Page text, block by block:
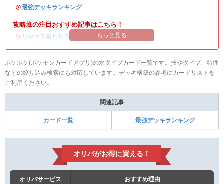
・最強デッキランキング
攻略班の注目おすすめ記事はこちら！
・ リセマラ当たりランキング /リセマラのやり方
もっと見る
ポケポケ(ポケモンカードアプリ)の水タイプカード一覧です。技やタイプ、特性
などの絞り込み検索にも対応しています。デッキ構築の参考にカードリストを
ご利用ください。
関連記事
カード一覧 最強デッキランキング
オリパがお得に買える！
オリパサービス おすすめ理由